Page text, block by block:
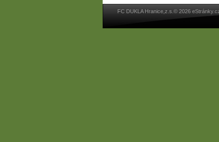
FC DUKLA Hranice,z.s.© 2026